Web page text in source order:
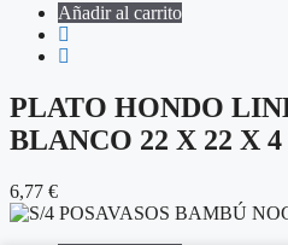
Añadir al carrito
PLATO HONDO
BLANCO 22 X 22 X
6,77 €